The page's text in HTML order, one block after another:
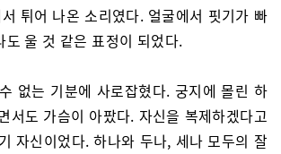
튀어 나온 소리였다. 얼굴에서 핏기가 빠
도 울 것 같은 표정이 되었다.
없는 기분에 사로잡혔다. 궁지에 몰린 하
서도 가슴이 아팠다. 자신을 복제하겠다고
자신이었다. 하나와 두나, 세나 모두의 잘